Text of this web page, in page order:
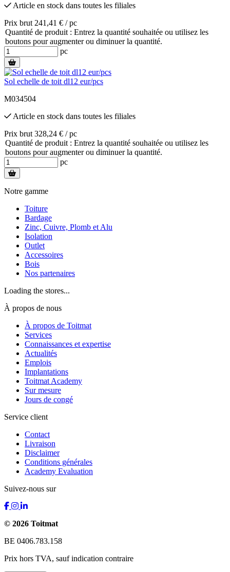
Article en stock dans toutes les filiales
Prix brut 241,41 € / pc
Quantité de produit : Entrez la quantité souhaitée ou utilisez les
boutons pour augmenter ou diminuer la quantité.
pc
Sol echelle de toit dl12 eur/pcs
M034504
Article en stock dans toutes les filiales
Prix brut 328,24 € / pc
Quantité de produit : Entrez la quantité souhaitée ou utilisez les
boutons pour augmenter ou diminuer la quantité.
pc
Notre gamme
Toiture
Bardage
Zinc, Cuivre, Plomb et Alu
Isolation
Outlet
Accessoires
Bois
Nos partenaires
Loading the stores...
À propos de nous
À propos de Toitmat
Services
Connaissances et expertise
Actualités
Emplois
Implantations
Toitmat Academy
Sur mesure
Jours de congé
Service client
Contact
Livraison
Disclaimer
Conditions générales
Academy Evaluation
Suivez-nous sur
© 2026 Toitmat
BE 0406.783.158
Prix hors TVA, sauf indication contraire